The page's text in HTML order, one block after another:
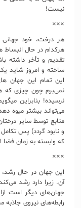
نیست!
×××
هر درخت، خود
هرکدام در حال
تقدیم و تأخر داشته
ساخته و امروز شاید
این تمام این جهان
نمی‌برم چون چیزی که
نرسیده! بنابراین
می‌تواند بیشتر میوه
منابع توسط سایر
و نابود گردد) پس
که وابسته به زمان
×××
این جهان در حال
آن. زیرا دارد رشد
جهان‌های دیگر است
رابطه‌های نیروی